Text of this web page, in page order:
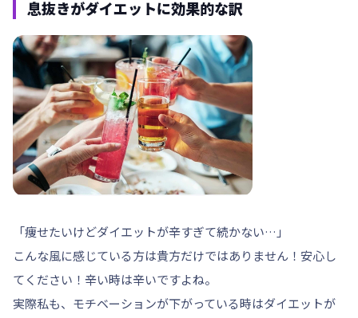
息抜きがダイエットに効果的な訳
「痩せたいけどダイエットが辛すぎて続かない…」
こんな風に感じている方は貴方だけではありません！安心し
てください！辛い時は辛いですよね。
実際私も、モチベーションが下がっている時はダイエットが